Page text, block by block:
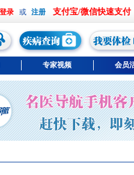
或 支付宝/微信快速支付
专家视频 会员